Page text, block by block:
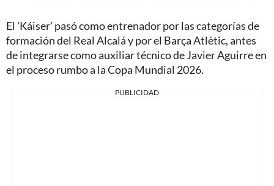
El 'Káiser' pasó como entrenador por las categorías de
formación del Real Alcalá y por el Barça Atlètic, antes
de integrarse como auxiliar técnico de Javier Aguirre en
el proceso rumbo a la Copa Mundial 2026.
PUBLICIDAD